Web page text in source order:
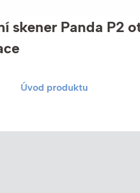
skener Panda P2
Úvod produktu